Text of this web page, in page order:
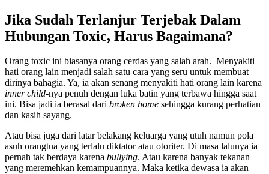
Jika Sudah Terlanjur Terjebak Dalam
Hubungan Toxic, Harus Bagaimana?
Orang toxic ini biasanya orang cerdas yang salah arah. Menyakiti
hati orang lain menjadi salah satu cara yang seru untuk membuat
dirinya bahagia. Ya, ia akan senang menyakiti hati orang lain karena
inner child-nya penuh dengan luka batin yang terbawa hingga saat
ini. Bisa jadi ia berasal dari broken home sehingga kurang perhatian
dan kasih sayang.
Atau bisa juga dari latar belakang keluarga yang utuh namun pola
asuh orangtua yang terlalu diktator atau otoriter. Di masa lalunya ia
pernah tak berdaya karena bullying. Atau karena banyak tekanan
yang meremehkan kemampuannya. Maka ketika dewasa ia akan